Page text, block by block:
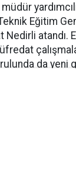
Eğitim
Nedirli atandı.
da yeni